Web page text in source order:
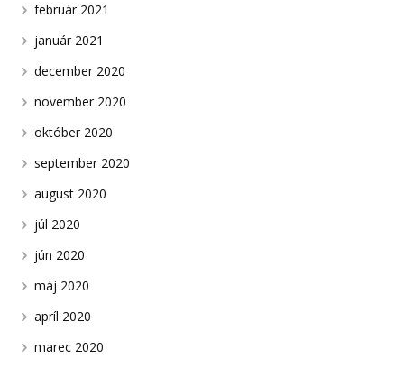
február 2021
január 2021
december 2020
november 2020
október 2020
september 2020
august 2020
júl 2020
jún 2020
máj 2020
apríl 2020
marec 2020